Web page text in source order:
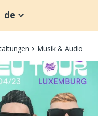
de
Musik & Audio